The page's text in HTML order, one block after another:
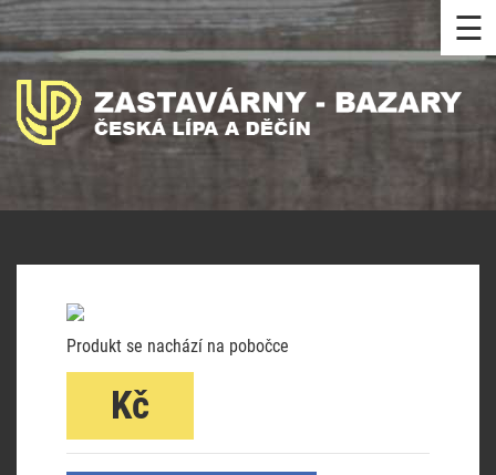
☰
Produkt se nachází na pobočce
Kč